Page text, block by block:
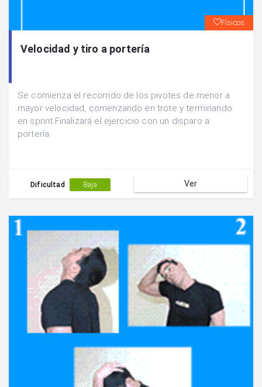
Físicos
Velocidad y tiro a portería
Se comienza el recorrido de los pivotes de menor a
mayor velocidad, comenzando en trote y terminando
en sprint.Finalizará el ejercicio con un disparo a
portería.
Dificultad Baja Ver